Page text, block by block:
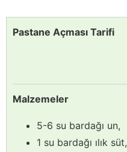
Pastane Açması Tarifi
Malzemeler
5-6 su bardağı un,
1 su bardağı ılık süt,